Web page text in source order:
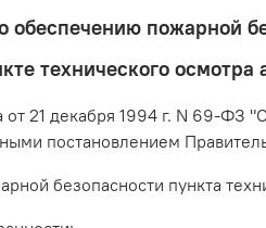
обеспечению пожарной
технического осмотра
от 21 декабря 1994 г. N 69-
постановлением
безопасности пункта